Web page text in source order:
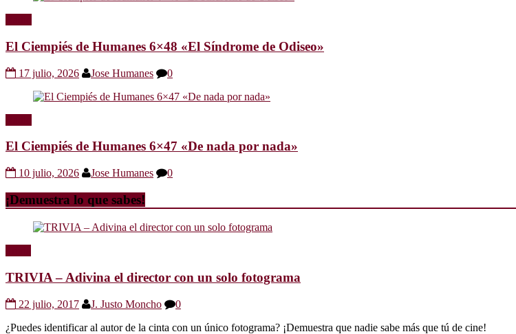
El Ciempiés de Humanes 6×48 «El Síndrome de Odiseo»
17 julio, 2026 Jose Humanes 0
El Ciempiés de Humanes 6×47 «De nada por nada»
10 julio, 2026 Jose Humanes 0
¡Demuestra lo que sabes!
TRIVIA – Adivina el director con un solo fotograma
22 julio, 2017 J. Justo Moncho
0
¿Puedes identificar al autor de la cinta con un único fotograma? ¡Demuestra que nadie sabe más que tú de cine!